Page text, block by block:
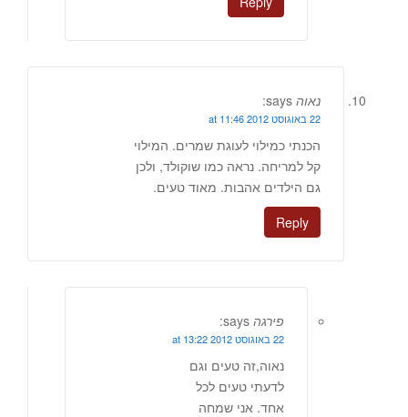
נאוה says:
22 באוגוסט 2012 at 11:46
הכנתי כמילוי לעוגת שמרים. המילוי
קל למריחה. נראה כמו שוקולד, ולכן
גם הילדים אהבות. מאוד טעים.
Reply
פירגה says:
22 באוגוסט 2012 at 13:22
נאוה,זה טעים וגם
לדעתי טעים לכל
אחד. אני שמחה